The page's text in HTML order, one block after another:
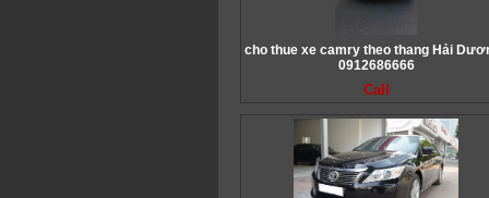
cho thue xe camry theo thang Hải
0912686666
Call